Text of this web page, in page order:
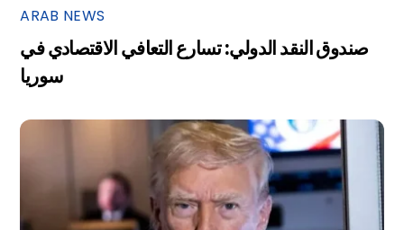
ARAB NEWS
صندوق النقد الدولي: تسارع التعافي الاقتصادي في
سوريا